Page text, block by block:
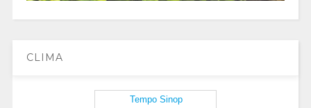
CLIMA